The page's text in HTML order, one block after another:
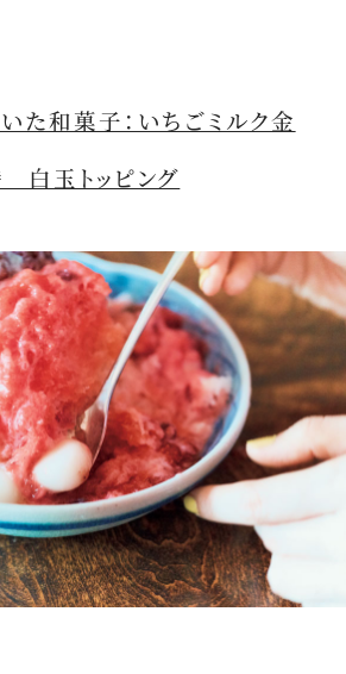
た和菓子：いちごミルク金
白玉トッピング